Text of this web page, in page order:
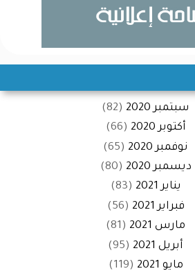
سبتمبر 2020
(82)
أكتوبر 2020
(66)
نوفمبر 2020
(65)
ديسمبر 2020
(80)
يناير 2021
(83)
فبراير 2021
(56)
مارس 2021
(81)
أبريل 2021
(95)
مايو 2021
(119)